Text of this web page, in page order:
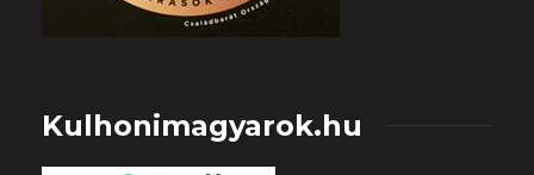
Kulhonimagyarok.hu